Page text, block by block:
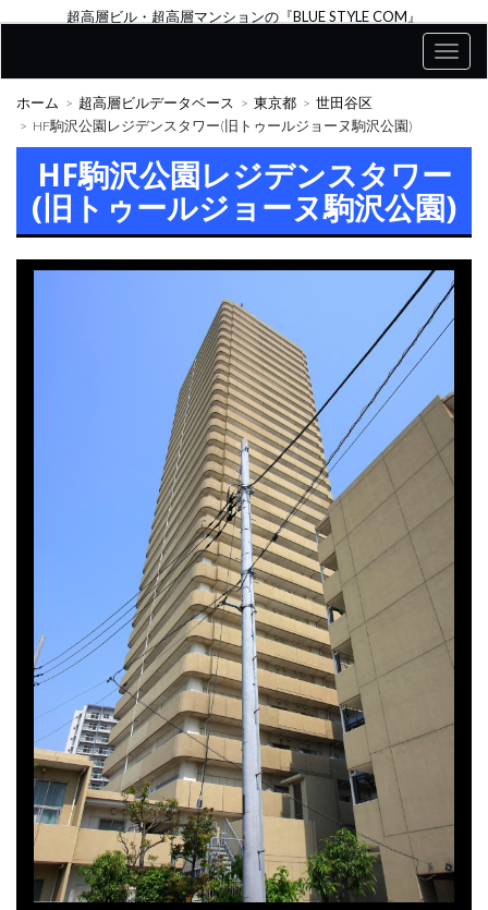
超高層ビル・超高層マンションの『BLUE STYLE COM』
ホーム 超高層ビルデータベース 東京都
世田谷区
HF駒沢公園レジデンスタワー(旧トゥールジョーヌ駒沢公園)
HF駒沢公園レジデンスタワー
(旧トゥールジョーヌ駒沢公園)